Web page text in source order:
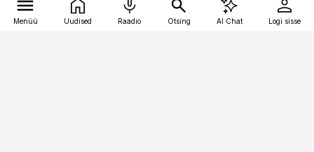
Menüü Uudised Raadio Otsing AI Chat Logi sisse